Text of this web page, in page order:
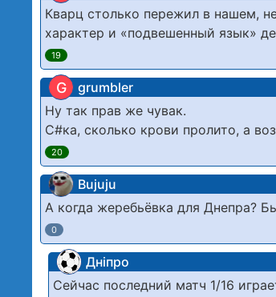
Кварц столько пережил в нашем,
характер и «подвешенный язык»
19
G grumbler
Ну так прав же чувак.
С#ка, сколько крови пролито, а
20
Bujuju
А когда жеребьёвка для Днепра?
0
Дніпро
Сейчас последний матч 1/16